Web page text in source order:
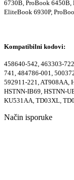
6730B, ProBook 6450B,
EliteBook 6930P,
Kompatibilni kodovi:
458640-542, 463303-
741, 484786-001,
592911-221, AT908AA,
HSTNN-IB69, HSTNN-
KU531AA, TD03XL,
Način isporuke